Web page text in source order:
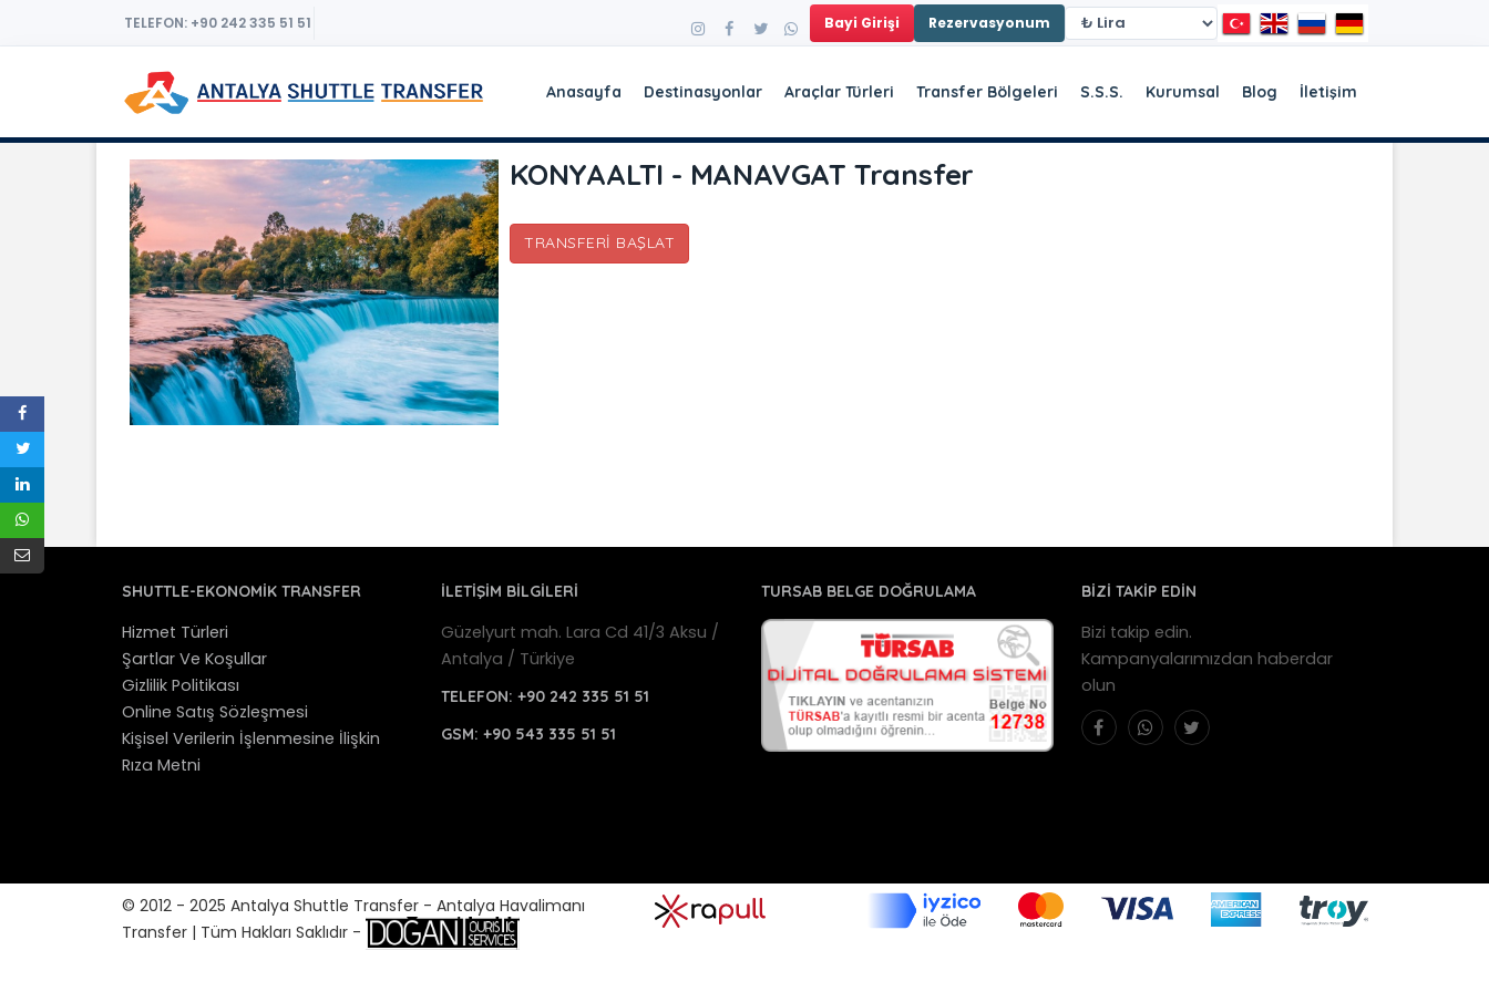
TELEFON: +90 242 335 51 51 Bayi Girişi Rezervasyonum
Anasayfa Destinasyonlar Araçlar Türleri Transfer Bölgeleri S.S.S. Kurumsal Blog İletişim
KONYAALTI - MANAVGAT Transfer
TRANSFERI BAŞLAT
SHUTTLE-EKONOMIK TRANSFER
Hizmet Türleri
Şartlar Ve Koşullar
Gizlilik Politikası
Online Satış Sözleşmesi
Kişisel Verilerin İşlenmesine İlişkin
Rıza Metni
İLETİŞİM BİLGİLERİ
Güzelyurt mah. Lara Cd 41/3 Aksu /
Antalya / Türkiye
TELEFON:+90 242 335 51 51
GSM:+90 543 335 51 51
TURSAB BELGE DOĞRULAMA BİZİ TAKİP EDİN
Bizi takip edin.
Kampanyalarımızdan haberdar
olun
© 2012 - 2025 Antalya Shuttle Transfer - Antalya Havalimanı
Transfer | Tüm Hakları Saklıdır -